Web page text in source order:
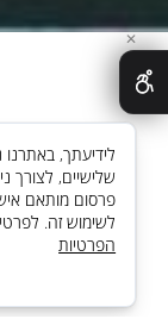
✕
שלישיים, לצורך
פרסום מותאם
לשימוש זה.
הפרטיות